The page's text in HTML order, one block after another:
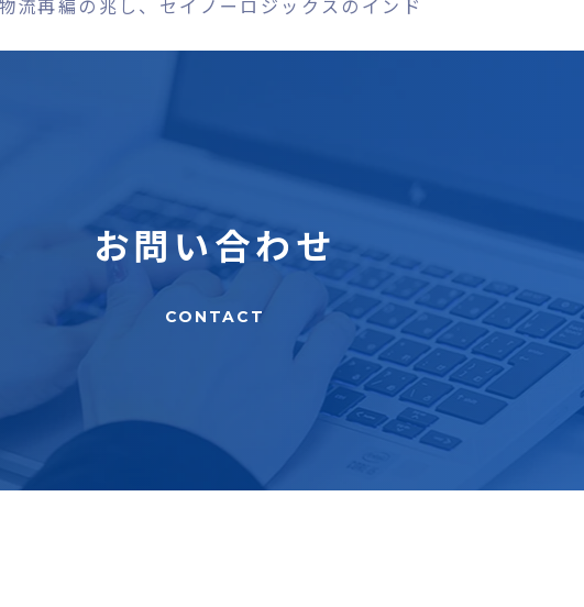
流再編の兆し、セイノーロジックスのインドネシア向け混載
お問い合わせ
CONTACT